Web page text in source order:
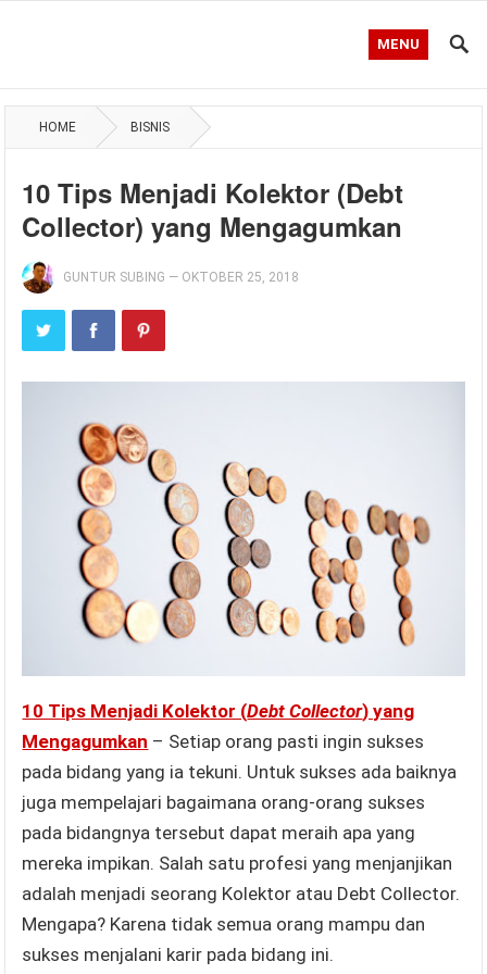
MENU
HOME BISNIS
10 Tips Menjadi Kolektor (Debt
Collector) yang Mengagumkan
GUNTUR SUBING — OKTOBER 25, 2018
10 Tips Menjadi Kolektor (Debt Collector) yang
Mengagumkan – Setiap orang pasti ingin sukses
pada bidang yang ia tekuni. Untuk sukses ada baiknya
juga mempelajari bagaimana orang-orang sukses
pada bidangnya tersebut dapat meraih apa yang
mereka impikan. Salah satu profesi yang menjanjikan
adalah menjadi seorang Kolektor atau Debt Collector.
Mengapa? Karena tidak semua orang mampu dan
sukses menjalani karir pada bidang ini.